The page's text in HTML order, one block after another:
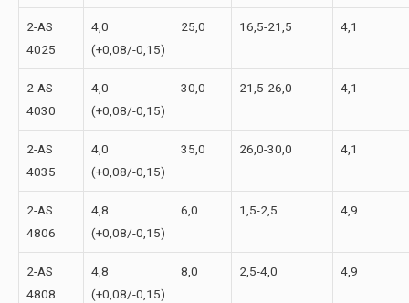
2-АS
4025
4,0
(+0,08/-0,15)
25,0 16,5-21,5 4,1
2-АS
4030
4,0
(+0,08/-0,15)
30,0 21,5-26,0 4,1
2-АS
4035
4,0
(+0,08/-0,15)
35,0 26,0-30,0 4,1
2-АS
4806
4,8
(+0,08/-0,15)
6,0 1,5-2,5 4,9
2-АS
4808
4,8
(+0,08/-0,15)
8,0 2,5-4,0 4,9